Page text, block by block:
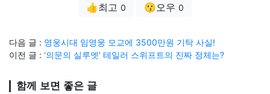
👍최고 0 😗오우 0
다음 글 : 영웅시대 임영웅 모교에 3500만원 기탁 사실!
이전 글 : ‘의문의 실루엣’ 테일러 스위프트의 진짜 정체는?
함께 보면 좋은 글